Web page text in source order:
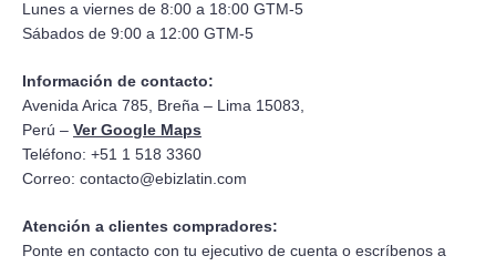
Lunes a viernes de 8:00 a 18:00 GTM-5
Sábados de 9:00 a 12:00 GTM-5
Información de contacto:
Avenida Arica 785, Breña – Lima 15083,
Perú – Ver Google Maps
Teléfono: +51 1 518 3360
Correo: contacto@ebizlatin.com
Atención a clientes compradores:
Ponte en contacto con tu ejecutivo de cuenta o escríbenos a